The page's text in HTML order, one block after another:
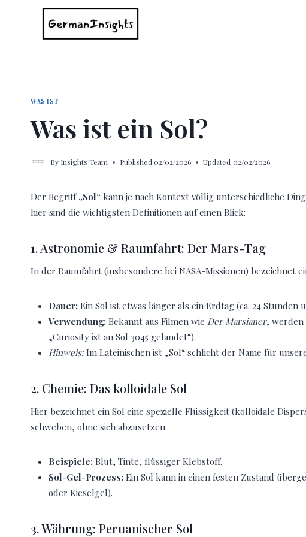
WAS IST
Was ist ein Sol?
By Insights Team Published 02/02/2026 Updated 02/02/2026
Der Begriff „Sol“ kann je nach Kontext völlig unterschiedliche
hier sind die wichtigsten Definitionen auf einen Blick:
1. Astronomie & Raumfahrt: Der Mars-Tag
In der Raumfahrt (insbesondere bei NASA-Missionen) bezeichnet
Dauer: Ein Sol ist etwas länger als ein Erdtag (ca. 24 Stunden
Verwendung: Bekannt aus Filmen wie Der Marsianer, werden
„Curiosity ist an Sol 3045 gelandet“).
Hinweis:Im Lateinischen ist „Sol“ schlicht der Name für
2. Chemie: Das kolloidale Sol
Hier bezeichnet ein Sol eine spezielle Flüssigkeit (kolloidale
schweben, ohne sich abzusetzen.
Beispiele: Blut, Tinte, flüssiger Klebstoff.
Sol-Gel-Prozess: Ein Sol kann in einen festen Zustand
oder Kieselgel).
3. Währung: Peruanischer Sol